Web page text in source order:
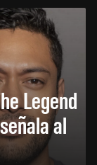
Legend
al